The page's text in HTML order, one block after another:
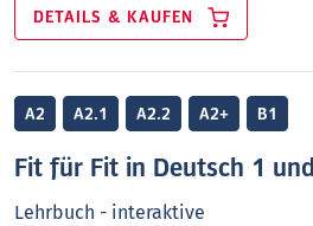
DETAILS & KAUFEN
A2 A2.1 A2.2 A2+ B1
Fit für Fit in Deutsch 1
Lehrbuch - interaktive